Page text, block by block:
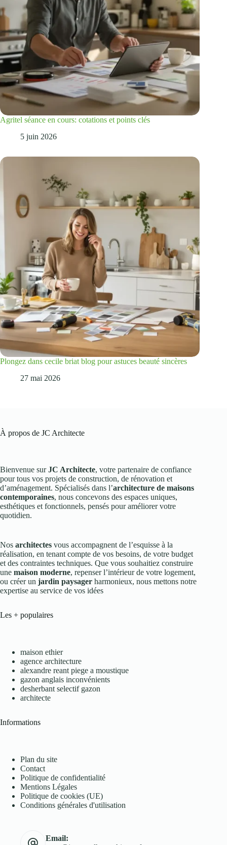
Agritel séance en cours: cotations et points clés
5 juin 2026
Plongez dans cecile briat blog pour astuces beauté sincères
27 mai 2026
À propos de JC Architecte
Bienvenue surJC Architecte, votre partenaire de confiance
pour tous vos projets de construction, de rénovation et
d’aménagement. Spécialisés dans l’architecture de maisons
contemporaines, nous concevons des espaces uniques,
esthétiques et fonctionnels, pensés pour améliorer votre
quotidien.
Nos architectes vous accompagnent de l’esquisse à la
réalisation, en tenant compte de vos besoins, de votre budget
et des contraintes techniques. Que vous souhaitiez construire
une maison moderne, repenser l’intérieur de votre logement,
ou créer un jardin paysager harmonieux, nous mettons notre
expertise au service de vos idées
Les + populaires
maison ethier
agence architecture
alexandre reant piege a moustique
gazon anglais inconvénients
desherbant selectif gazon
architecte
Informations
Plan du site
Contact
Politique de confidentialité
Mentions Légales
Politique de cookies (UE)
Conditions générales d'utilisation
Email: